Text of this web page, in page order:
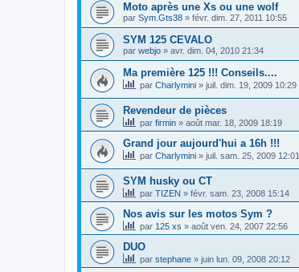
Moto après une Xs ou une wolf
par Sym.Gts38 » févr. dim. 27, 2011 10:55
SYM 125 CEVALO
par webjo » avr. dim. 04, 2010 21:34
Ma première 125 !!! Conseils....
par Charlymini » juil. dim. 19, 2009 10:29
Revendeur de pièces
par firmin » août mar. 18, 2009 18:19
Grand jour aujourd'hui a 16h !!!
par Charlymini » juil. sam. 25, 2009 12:01
SYM husky ou CT
par TIZEN » févr. sam. 23, 2008 15:14
Nos avis sur les motos Sym ?
par 125 xs » août ven. 24, 2007 22:56
DUO
par stephane » juin lun. 09, 2008 20:12